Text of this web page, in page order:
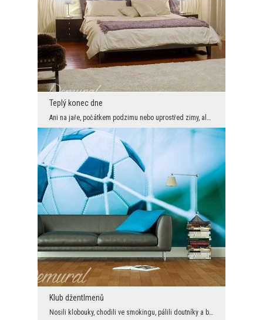
Teplý konec dne
Ani na jaře, počátkem podzimu nebo uprostřed zimy, ale konec leta je přes spousty lidí pokládaný ...
Klub džentlmenů
Nosili klobouky, chodili ve smokingu, pálili doutníky a bránili mužské tajemství… Mimo to, že poj...